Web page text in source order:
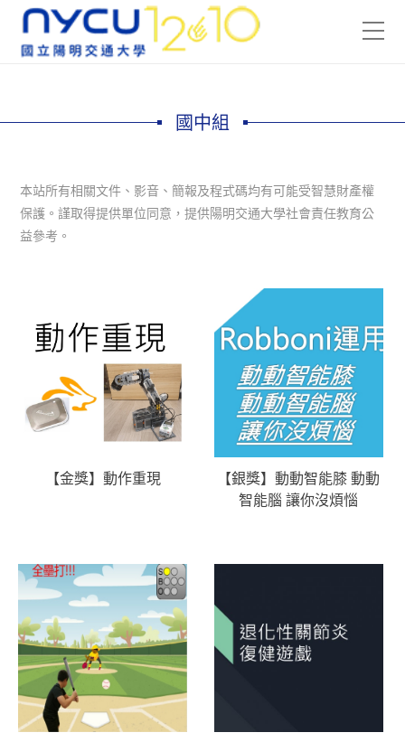
國中組
本站所有相關文件、影音、簡報及程式碼均有可能受智慧財產權
保護。謹取得提供單位同意，提供陽明交通大學社會責任教育公
益參考。
【金獎】動作重現
【銀獎】動動智能膝 動動
智能腦 讓你沒煩惱